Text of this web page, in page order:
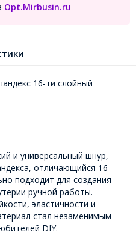
Opt.Mirbusin.ru
16-ти слойный
и универсальный шнур,
отличающийся 16-
подходит для создания
ручной работы.
эластичности и
стал незаменимым
DIY.